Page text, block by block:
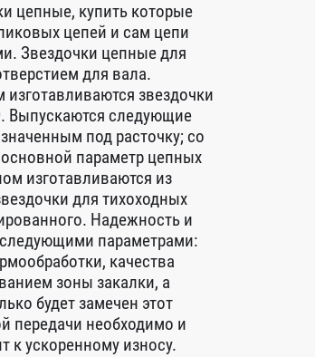
цепные, купить которые
цепей и сам цепи
Звездочки цепные для
для вала.
звездочки
Выпускаются следующие
под расточку; со
параметр цепных
изготавливаются из
для тихоходных
Надежность и
следующими параметрами:
качества
зоны закалки, а
будет замечен этот
передачи необходимо и
к ускоренному износу.